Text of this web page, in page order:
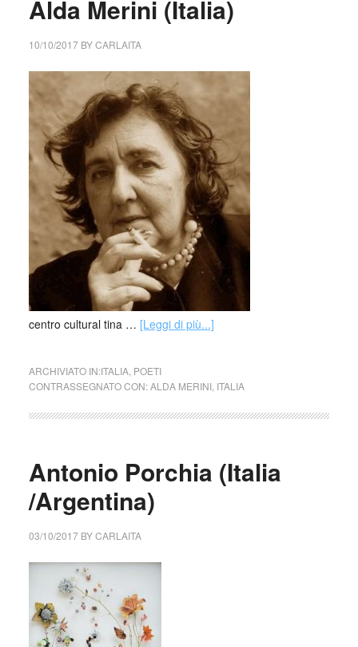
Alda Merini (Italia)
10/10/2017BYCARLAITA
centro cultural tina … [Leggi di più...]
ARCHIVIATO IN:ITALIA, POETI
CONTRASSEGNATO CON:ALDA MERINI, ITALIA
Antonio Porchia (Italia
/Argentina)
03/10/2017BYCARLAITA